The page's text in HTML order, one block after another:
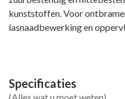
kunststoffen. Voor
lasnaadbewerking en
Specificaties